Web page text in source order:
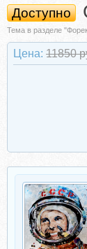
Доступно
Тема в разделе
Цена: 11850